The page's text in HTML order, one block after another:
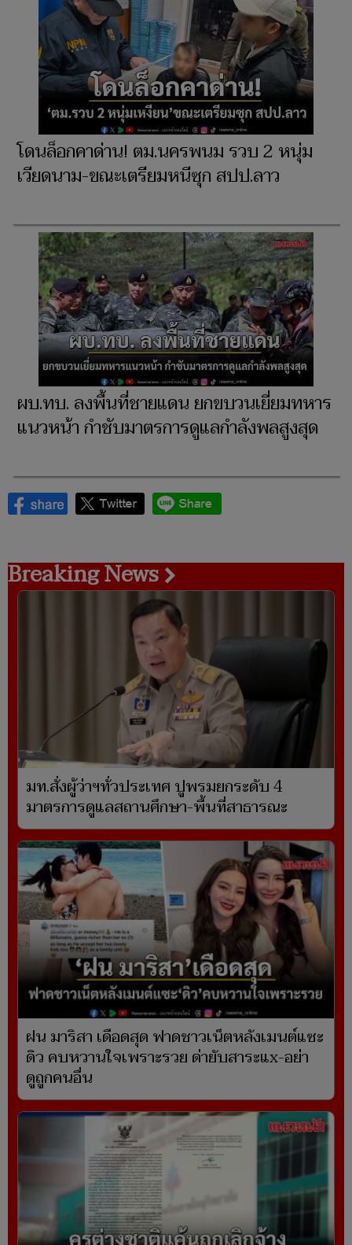
โดนล็อกคาด่าน! ตม.นครพนม รวบ 2 หนุ่ม
เวียดนาม-ขณะเตรียมหนีซุก สปป.ลาว
ผบ.ทบ. ลงพื้นที่ชายแดน ยกขบวนเยี่ยมทหาร
แนวหน้า กำชับมาตรการดูแลกำลังพลสูงสุด
Breaking News
มท.สั่งผู้ว่าฯทั่วประเทศ ปูพรมยกระดับ 4
มาตรการดูแลสถานศึกษา-พื้นที่สาธารณะ
ฝน มาริสา เดือดสุด ฟาดชาวเน็ตหลังเมนต์แซะ
ดิว คบหวานใจเพราะรวย ด่ายับสาระแx-อย่า
ดูถูกคนอื่น